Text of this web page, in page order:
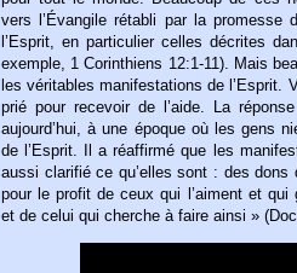
vers l’Évangile rétabli par la promesse
l’Esprit, en particulier celles décrites
exemple, 1 Corinthiens 12:1-11). Mais
les véritables manifestations de l’Esprit.
prié pour recevoir de l’aide. La
aujourd’hui, à une époque où les gens
de l’Esprit. Il a réaffirmé que les
aussi clarifié ce qu’elles sont : des dons
pour le profit de ceux qui l’aiment et qui
et de celui qui cherche à faire ainsi »